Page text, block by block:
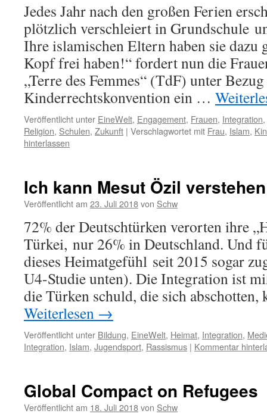
Jedes Jahr nach den großen Ferien
plötzlich verschleiert in Grundschule
Ihre islamischen Eltern haben sie dazu
Kopf frei haben!“ fordert nun die
„Terre des Femmes“ (TdF) unter
Kinderrechtskonvention ein …
Veröffentlicht unter EineWelt, Engagement, Frauen, Integration,
Religion, Schulen, Zukunft | Verschlagwortet mit Frau, Islam,
hinterlassen
Ich kann Mesut Özil verstehen
Veröffentlicht am 23. Juli 2018von Schw
72% der Deutschtürken verorten ihre
Türkei, nur 26% in Deutschland. Und
dieses Heimatgefühl seit 2015 sogar
U4-Studie unten). Die Integration ist
die Türken schuld, die sich
Weiterlesen →
Veröffentlicht unter Bildung, EineWelt, Heimat, Integration,
Integration, Islam, Jugendsport, Rassismus | Kommentar
Global Compact on Refugees
Veröffentlicht am 18. Juli 2018von Schw